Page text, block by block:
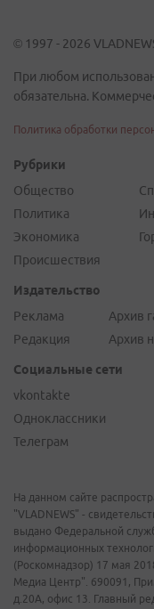
© 1997 - 2026
При любом
обязательна.
Политика обработки
Рубрики
Общество
Политика
Экономика
Происшествия
Издательство
Реклама
Редакция
Архив
Архив
Социальные сети
vkontakte
Одноклассники
Телеграм
На данном сайте
"VLADNEWS" -
выдано Федеральной
информационных
(Роскомнадзор) 17 мая
Медиа Центр". 690091,
д.20А, офис 13. Главный